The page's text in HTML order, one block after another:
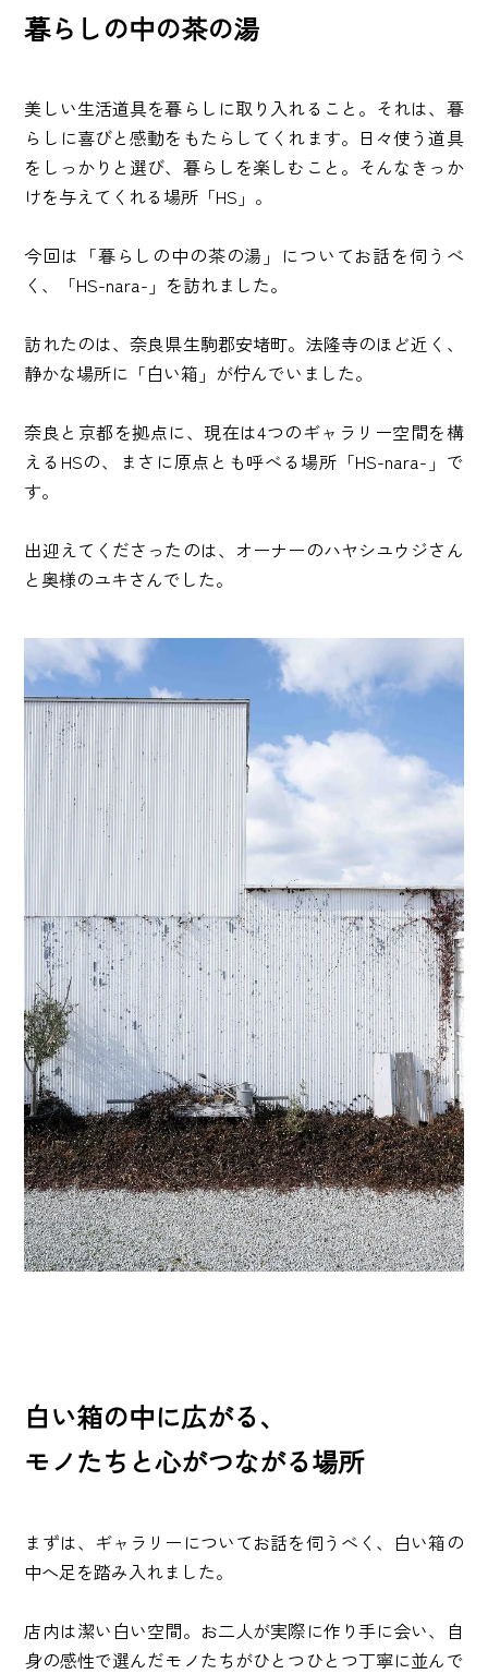
暮らしの中の茶の湯
美しい生活道具を暮らしに取り入れること。それは、暮
らしに喜びと感動をもたらしてくれます。日々使う道具
をしっかりと選び、暮らしを楽しむこと。そんなきっか
けを与えてくれる場所「HS」。
今回は「暮らしの中の茶の湯」についてお話を伺うべ
く、「HS-nara-」を訪れました。
訪れたのは、奈良県生駒郡安堵町。法隆寺のほど近く、
静かな場所に「白い箱」が佇んでいました。
奈良と京都を拠点に、現在は4つのギャラリー空間を構
えるHSの、まさに原点とも呼べる場所「HS-nara-」で
す。
出迎えてくださったのは、オーナーのハヤシユウジさん
と奥様のユキさんでした。
白い箱の中に広がる、
モノたちと心がつながる場所
まずは、ギャラリーについてお話を伺うべく、白い箱の
中へ足を踏み入れました。
店内は潔い白い空間。お二人が実際に作り手に会い、自
身の感性で選んだモノたちがひとつひとつ丁寧に並んで